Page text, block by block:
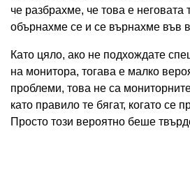
че разбрахме, че това е неговата
обърнахме се и се върнахме във
Като цяло, ако не подхождате
на монитора, тогава е малко
проблеми, това не са
като правило те бягат, когато се
Просто този вероятно беше